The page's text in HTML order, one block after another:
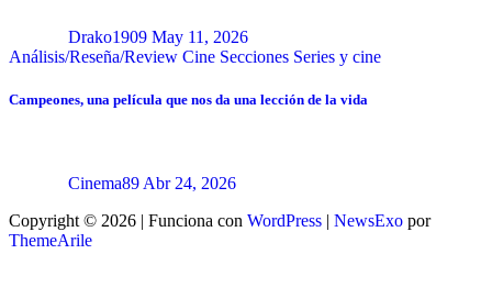
Drako1909 May 11, 2026
Análisis/Reseña/Review Cine Secciones Series y cine
Campeones, una película que nos da una lección de la vida
Cinema89 Abr 24, 2026
Copyright © 2026 | Funciona con WordPress | NewsExo por
ThemeArile